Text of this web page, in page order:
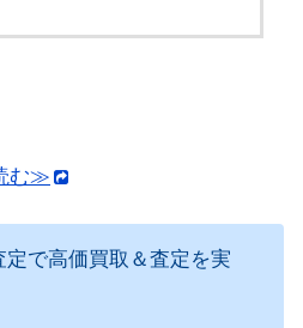
む≫
で高価買取＆査定を実